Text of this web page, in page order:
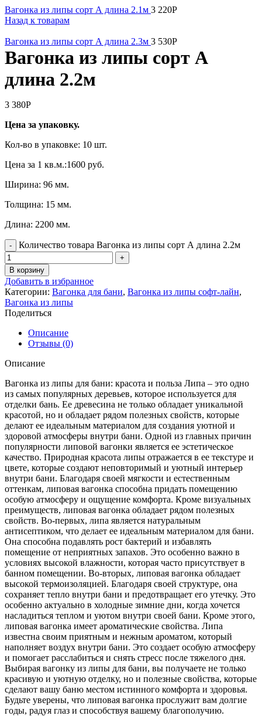
Вагонка из липы сорт А длина 2.1м 3 220Р
Назад к товарам
Вагонка из липы сорт А длина 2.3м 3 530Р
Вагонка из липы сорт А
длина 2.2м
3 380Р
Цена за упаковку.
Кол-во в упаковке: 10 шт.
Цена за 1 кв.м.:1600 руб.
Ширина: 96 мм.
Толщина: 15 мм.
Длина: 2200 мм.
Количество товара Вагонка из липы сорт А длина 2.2м
В корзину
Добавить в избранное
Категории: Вагонка для бани, Вагонка из липы софт-лайн,
Вагонка из липы
Поделиться
Описание
Отзывы (0)
Описание
Вагонка из липы для бани: красота и польза Липа – это одно
из самых популярных деревьев, которое используется для
отделки бань. Ее древесина не только обладает уникальной
красотой, но и обладает рядом полезных свойств, которые
делают ее идеальным материалом для создания уютной и
здоровой атмосферы внутри бани. Одной из главных причин
популярности липовой вагонки является ее эстетическое
качество. Природная красота липы отражается в ее текстуре и
цвете, которые создают неповторимый и уютный интерьер
внутри бани. Благодаря своей мягкости и естественным
оттенкам, липовая вагонка способна придать помещению
особую атмосферу и ощущение комфорта. Кроме визуальных
преимуществ, липовая вагонка обладает рядом полезных
свойств. Во-первых, липа является натуральным
антисептиком, что делает ее идеальным материалом для бани.
Она способна подавлять рост бактерий и избавлять
помещение от неприятных запахов. Это особенно важно в
условиях высокой влажности, которая часто присутствует в
банном помещении. Во-вторых, липовая вагонка обладает
высокой термоизоляцией. Благодаря своей структуре, она
сохраняет тепло внутри бани и предотвращает его утечку. Это
особенно актуально в холодные зимние дни, когда хочется
насладиться теплом и уютом внутри своей бани. Кроме этого,
липовая вагонка имеет ароматические свойства. Липа
известна своим приятным и нежным ароматом, который
наполняет воздух внутри бани. Это создает особую атмосферу
и помогает расслабиться и снять стресс после тяжелого дня.
Выбирая вагонку из липы для бани, вы получаете не только
красивую и уютную отделку, но и полезные свойства, которые
сделают вашу баню местом истинного комфорта и здоровья.
Будьте уверены, что липовая вагонка прослужит вам долгие
годы, радуя глаз и способствуя вашему благополучию.